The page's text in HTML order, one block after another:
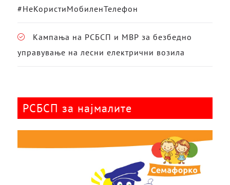
#НеКористиМобиленТелефон
Кампања на РСБСП и МВР за безбедно
управување на лесни електрични возила
РСБСП за најмалите